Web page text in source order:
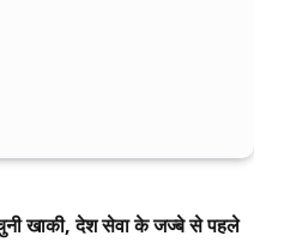
खाकी, देश सेवा के जज्बे से पहले